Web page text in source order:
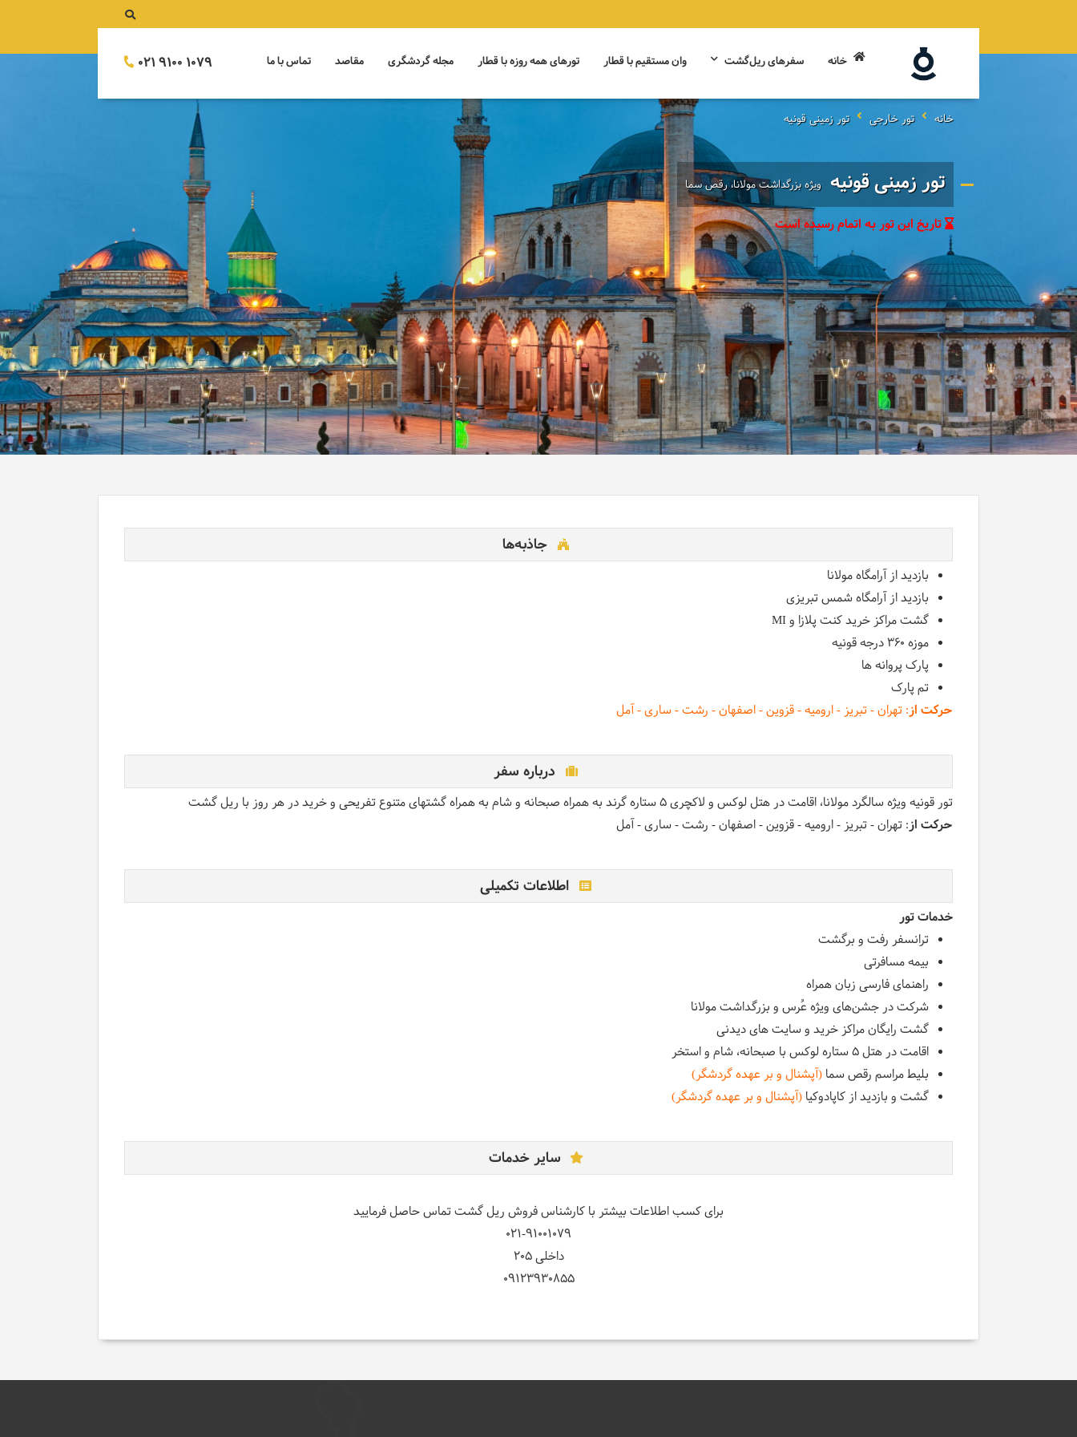
خانه سفرهای ریل‌گشت وان مستقیم با قطار تورهای همه روزه با قطار مجله گردشگری مقاصد تماس با ما 021 9100 1079
خانه تور خارجی تور زمینی قونیه
تور زمینی قونیه ویژه بزرگداشت مولانا، رقص سما
تاریخ این تور به اتمام رسیده است
جاذبه‌ها
بازدید از آرامگاه مولانا
بازدید از آرامگاه شمس تبریزی
گشت مراکز خرید کنت پلازا و MI
موزه 360 درجه قونیه
پارک پروانه ها
تم پارک
حرکت از: تهران - تبریز - ارومیه - قزوین - اصفهان - رشت - ساری - آمل
درباره سفر
تور قونیه ویژه سالگرد مولانا، اقامت در هتل لوکس و لاکچری ۵ ستاره گرند به همراه صبحانه و شام به همراه گشتهای متنوع تفریحی و خرید در هر روز با ریل گشت
حرکت از: تهران - تبریز - ارومیه - قزوین - اصفهان - رشت - ساری - آمل
اطلاعات تکمیلی
خدمات تور
ترانسفر رفت و برگشت
بیمه مسافرتی
راهنمای فارسی زبان همراه
شرکت در جشن‌های ویژه عُرس و بزرگداشت مولانا
گشت رایگان مراکز خرید و سایت های دیدنی
اقامت در هتل 5 ستاره لوکس با صبحانه، شام و استخر
بلیط مراسم رقص سما (آپشنال و بر عهده گردشگر)
گشت و بازدید از کاپادوکیا (آپشنال و بر عهده گردشگر)
سایر خدمات
برای کسب اطلاعات بیشتر با کارشناس فروش ریل گشت تماس حاصل فرمایید
021-91001079
داخلی 205
09123930855